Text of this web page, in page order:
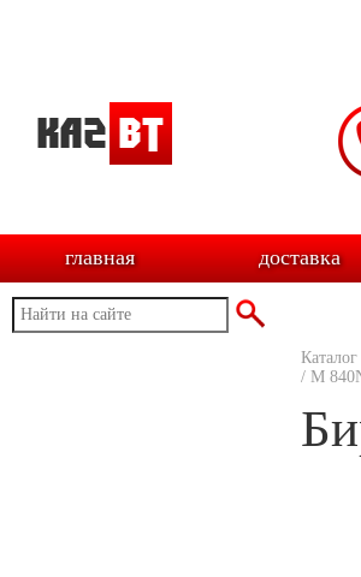
главная доставка
Каталог
/ M